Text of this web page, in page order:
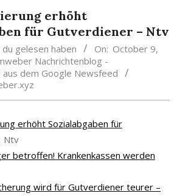
erhöht
für Gutverdiener – Ntv
gelesen haben On: October 9,
Nachrichtenblog -
aus dem Google Newsfeed
erhöht Sozialabgaben für
Ntv
betroffen! Krankenkassen werden
wird für Gutverdiener teurer –